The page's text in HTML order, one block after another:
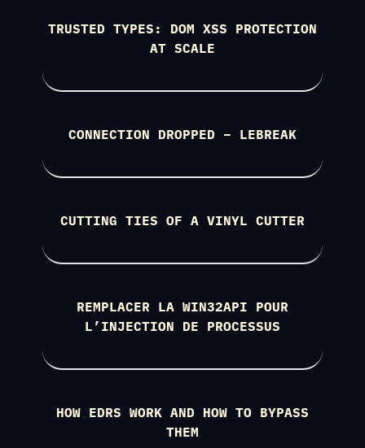
TRUSTED TYPES: DOM XSS PROTECTION
AT SCALE
CONNECTION DROPPED – LEBREAK
CUTTING TIES OF A VINYL CUTTER
REMPLACER LA WIN32API POUR
L’INJECTION DE PROCESSUS
HOW EDRS WORK AND HOW TO BYPASS
THEM